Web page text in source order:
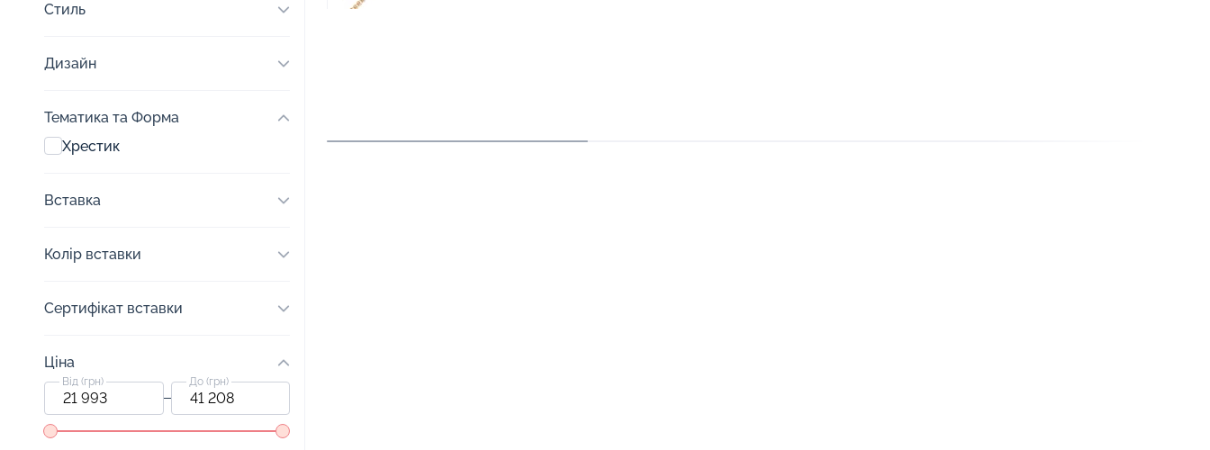
Стиль
Дизайн
Тематика та Форма
Хрестик
Вставка
Колір вставки
Сертифікат вставки
Ціна
Від (грн) До (грн)